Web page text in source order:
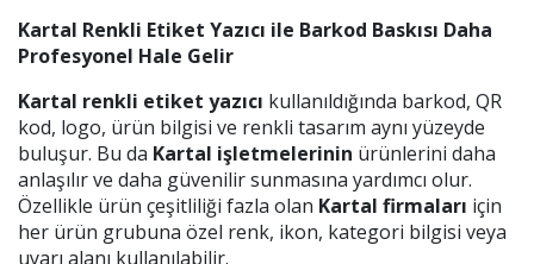
Kartal Renkli Etiket Yazıcı ile Barkod Baskısı Daha
Profesyonel Hale Gelir
Kartal renkli etiket yazıcı kullanıldığında barkod, QR
kod, logo, ürün bilgisi ve renkli tasarım aynı yüzeyde
buluşur. Bu da Kartal işletmelerinin ürünlerini daha
anlaşılır ve daha güvenilir sunmasına yardımcı olur.
Özellikle ürün çeşitliliği fazla olan Kartal firmaları için
her ürün grubuna özel renk, ikon, kategori bilgisi veya
uyarı alanı kullanılabilir.